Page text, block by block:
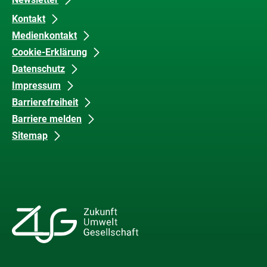
Kontakt
Medienkontakt
Cookie-Erklärung
Datenschutz
Impressum
Barrierefreiheit
Barriere melden
Sitemap